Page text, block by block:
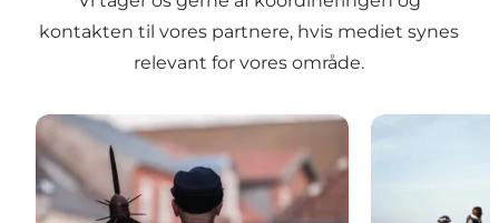
kontakten til vores partnere, hvis mediet synes
relevant for vores område.
Vadehavskysten rundt